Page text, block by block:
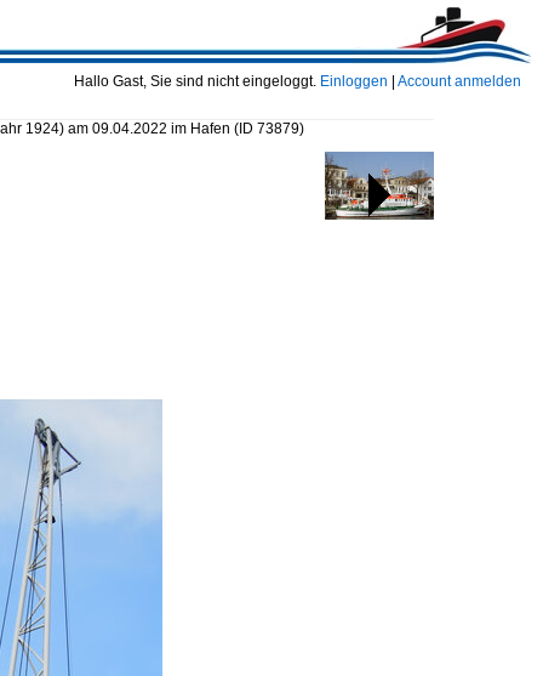
Hallo Gast, Sie sind nicht eingeloggt. Einloggen Account anmelden
1924) am 09.04.2022 im Hafen (ID 73879)